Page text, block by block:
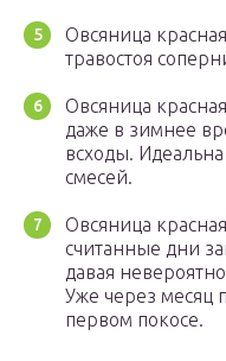
Овсяница
травостоя
Овсяница
даже в зимнее
всходы. Идеальна
смесей.
Овсяница
считанные дни
давая
Уже через месяц
первом покосе.